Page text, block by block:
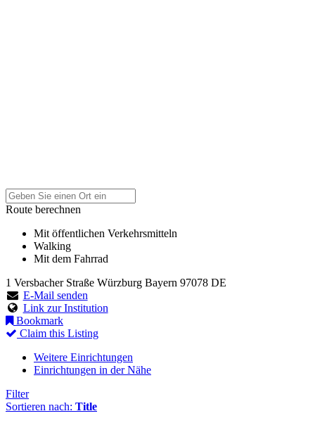
Route berechnen
Mit öffentlichen Verkehrsmitteln
Walking
Mit dem Fahrrad
1 Versbacher Straße Würzburg Bayern 97078 DE
E-Mail senden
Link zur Institution
Bookmark
Claim this Listing
Weitere Einrichtungen
Einrichtungen in der Nähe
Filter
Sortieren nach: Title